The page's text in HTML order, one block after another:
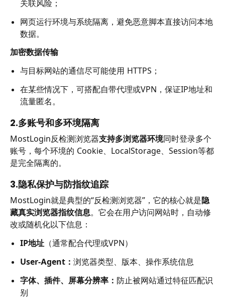
关联风险；
网页运行环境与系统隔离，避免恶意脚本直接访问本地
数据。
加密数据传输
与目标网站的通信尽可能使用 HTTPS；
在某些情况下，可搭配自带代理或VPN，保证IP地址和
流量匿名。
2.多账号和多环境隔离
MostLogin反检测浏览器支持多浏览器环境同时登录多个
账号，每个环境的 Cookie、LocalStorage、Session等都
是完全隔离的。
3.隐私保护与防指纹追踪
MostLogin就是典型的“反检测浏览器”，它的核心就是隐
藏真实浏览器指纹信息。它会在用户访问网站时，自动修
改或随机化以下信息：
IP地址 （通常配合代理或VPN）
User-Agent： 浏览器类型、版本、操作系统信息
字体、插件、屏幕分辨率： 防止被网站通过特征匹配识
别